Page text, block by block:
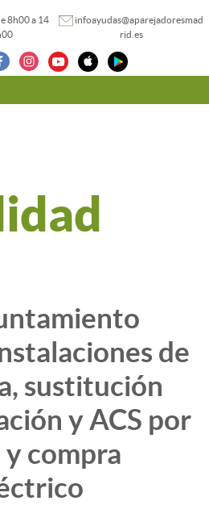
8h00 a 14
infoayudas@aparejadoresmad
rid.es
de
sustitución
y ACS por
compra